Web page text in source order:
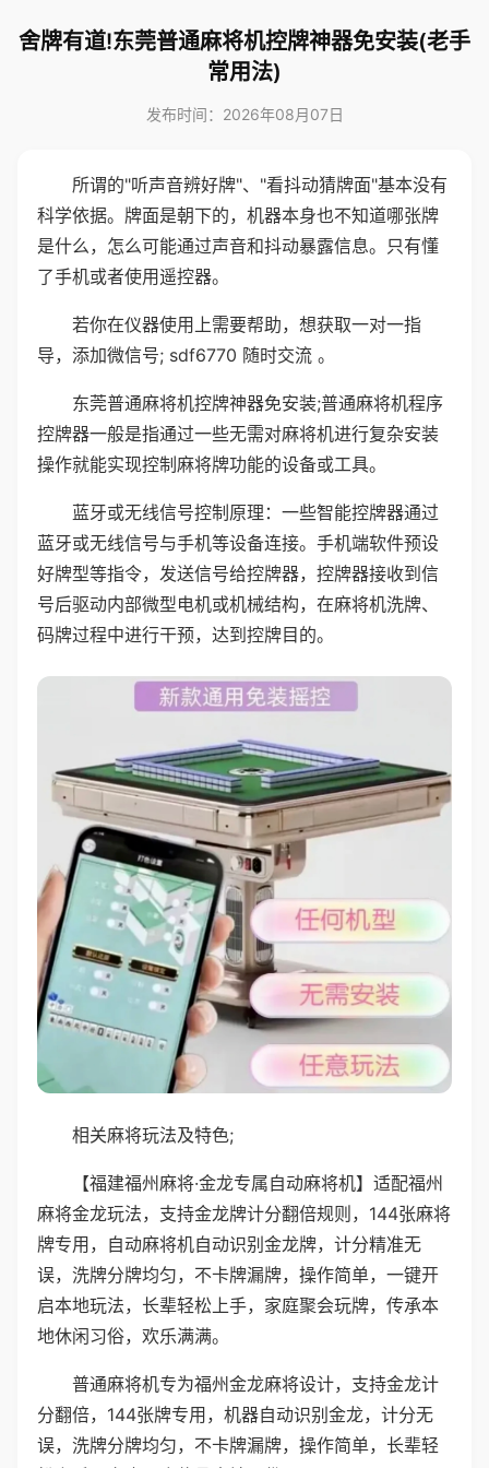
舍牌有道!东莞普通麻将机控牌神器免安装(老手
常用法)
发布时间：2026年08月07日
所谓的"听声音辨好牌"、"看抖动猜牌面"基本没有
科学依据。牌面是朝下的，机器本身也不知道哪张牌
是什么，怎么可能通过声音和抖动暴露信息。只有懂
了手机或者使用遥控器。
若你在仪器使用上需要帮助，想获取一对一指
导，添加微信号; sdf6770 随时交流 。
东莞普通麻将机控牌神器免安装;普通麻将机程序
控牌器一般是指通过一些无需对麻将机进行复杂安装
操作就能实现控制麻将牌功能的设备或工具。
蓝牙或无线信号控制原理：一些智能控牌器通过
蓝牙或无线信号与手机等设备连接。手机端软件预设
好牌型等指令，发送信号给控牌器，控牌器接收到信
号后驱动内部微型电机或机械结构，在麻将机洗牌、
码牌过程中进行干预，达到控牌目的。
相关麻将玩法及特色;
【福建福州麻将·金龙专属自动麻将机】适配福州
麻将金龙玩法，支持金龙牌计分翻倍规则，144张麻将
牌专用，自动麻将机自动识别金龙牌，计分精准无
误，洗牌分牌均匀，不卡牌漏牌，操作简单，一键开
启本地玩法，长辈轻松上手，家庭聚会玩牌，传承本
地休闲习俗，欢乐满满。
普通麻将机专为福州金龙麻将设计，支持金龙计
分翻倍，144张牌专用，机器自动识别金龙，计分无
误，洗牌分牌均匀，不卡牌漏牌，操作简单，长辈轻